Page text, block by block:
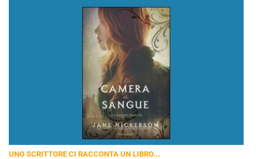
UNO SCRITTORE CI RACCONTA UN LIBRO...